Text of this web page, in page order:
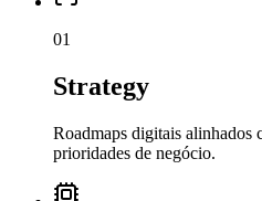
01
Strategy
Roadmaps digitais alinhados
prioridades de negócio.